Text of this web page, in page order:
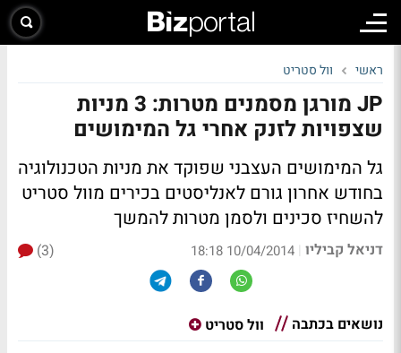
ראשי וול סטריט
JP מורגן מסמנים מטרות: 3 מניות
שצפויות לזנק אחרי גל המימושים
גל המימושים העצבני שפוקד את מניות הטכנולוגיה
בחודש אחרון גורם לאנליסטים בכירים מוול סטריט
להשחיז סכינים ולסמן מטרות להמשך
דניאל קביליו |
10/04/2014 18:18
(3)
נושאים בכתבה וול סטריט